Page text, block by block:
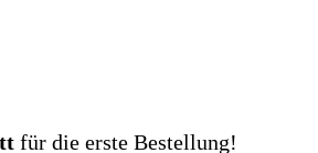
für die erste Bestellung!